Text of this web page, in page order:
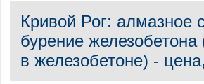
Кривой Рог: алмазное
бурение железобетона
в железобетоне) -